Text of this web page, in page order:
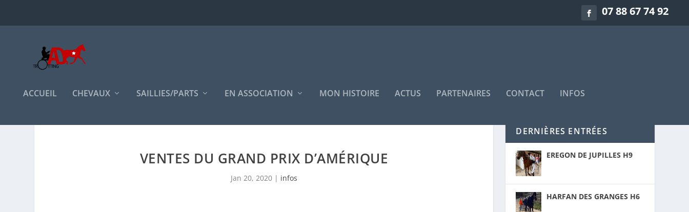
07 88 67 74 92
ACCUEIL CHEVAUX SAILLIES/PARTS EN ASSOCIATION MON HISTOIRE ACTUS PARTENAIRES CONTACT INFOS
VENTES DU GRAND PRIX D’AMÉRIQUE
Jan 20, 2020| infos
DERNIÈRES ENTRÉES
EREGON DE JUPILLES H9
HARFAN DES GRANGES H6